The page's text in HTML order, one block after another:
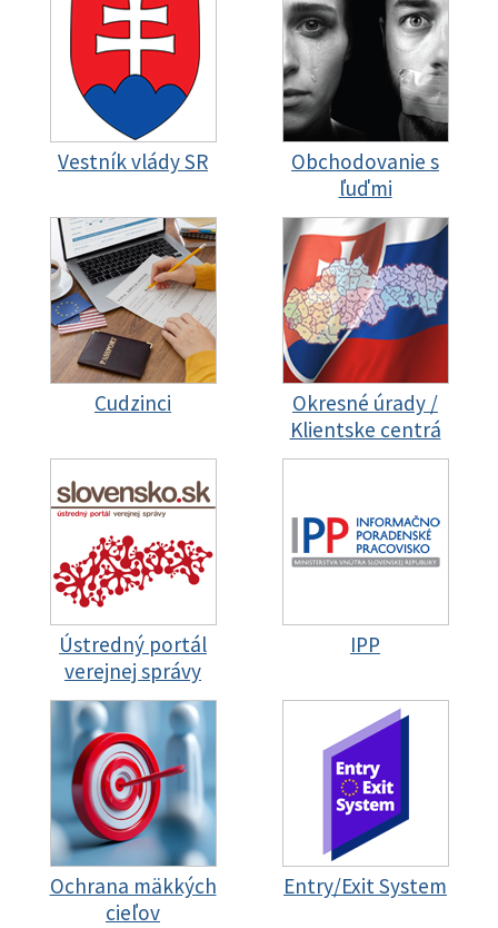
Vestník vlády SR
Obchodovanie s
ľuďmi
Cudzinci
Okresné úrady /
Klientske centrá
Ústredný portál
verejnej správy
IPP
Ochrana mäkkých
cieľov
Entry/Exit System